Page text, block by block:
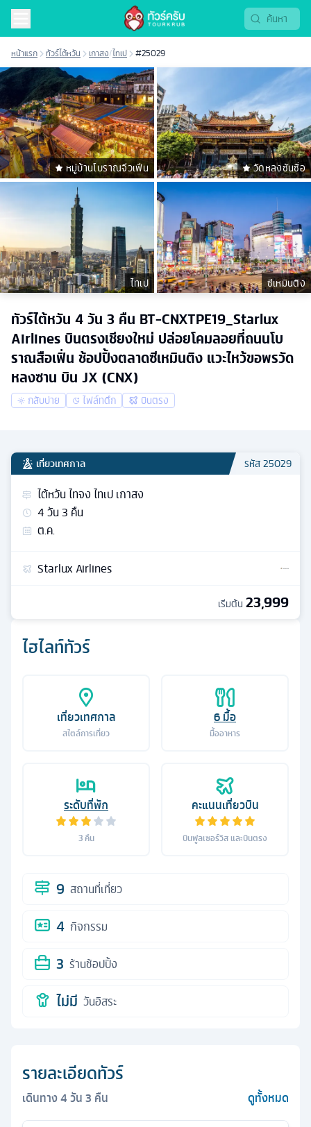
หน้าแรก ทัวร์ไต้หวัน เกาสง/ไทเป #25029
หมู่บ้านโบราณจิ่วเฟิ่น วัดหลงซันซื่อ
ไทเป ซีเหมินติง
ทัวร์ไต้หวัน 4 วัน 3 คืน BT-CNXTPE19_Starlux
Airlines บินตรงเชียงใหม่ ปล่อยโคมลอยที่ถนนโบ
ราณสือเฟิ่น ช้อปปิ้งตลาดซีเหมินติง แวะไหว้ขอพรวัด
หลงซาน บิน JX (CNX)
กลับบ่าย ไฟล์ทดึก บินตรง
ไฮไลท์ทัวร์
เที่ยวเทศกาล
สไตล์การเที่ยว
6มื้อ
มื้ออาหาร
ระดับที่พัก
3คืน
คะแนนเที่ยวบิน
บินฟูลเซอร์วิส และบินตรง
9 สถานที่เที่ยว
4 กิจกรรม
3 ร้านช้อปปิ้ง
ไม่มี วันอิสระ
รายละเอียดทัวร์
เดินทาง4วัน3 คืน ดูทั้งหมด
เที่ยวเทศกาล รหัส25029
ไต้หวัน ไทจง ไทเป เกาสง
4วัน3 คืน
ต.ค.
Starlux Airlines
เริ่มต้น 23,999